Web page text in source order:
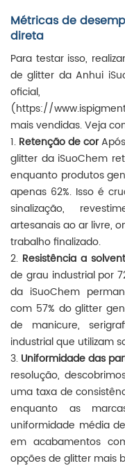
Métricas de
direta
Para testar isso,
de glitter da Anhui
oficial,
(https://
mais vendidas. Veja
1. Retenção de cor
glitter da iSuoChem
enquanto produtos
apenas 62%. Isso é
sinalização,
artesanais ao ar livre,
trabalho finalizado.
2. Resistência a
de grau industrial por
da iSuoChem
com 57% do glitter
de manicure,
industrial que utilizam
3. Uniformidade das
resolução,
uma taxa de
enquanto as
uniformidade média
em acabamentos
opções de glitter mais